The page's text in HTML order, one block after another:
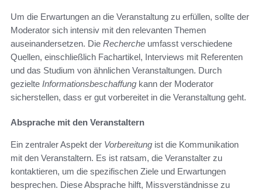
Um die Erwartungen an die Veranstaltung zu erfüllen, sollte der
Moderator sich intensiv mit den relevanten Themen
auseinandersetzen. Die Recherche umfasst verschiedene
Quellen, einschließlich Fachartikel, Interviews mit Referenten
und das Studium von ähnlichen Veranstaltungen. Durch
gezielte Informationsbeschaffung kann der Moderator
sicherstellen, dass er gut vorbereitet in die Veranstaltung geht.
Absprache mit den Veranstaltern
Ein zentraler Aspekt der Vorbereitung ist die Kommunikation
mit den Veranstaltern. Es ist ratsam, die Veranstalter zu
kontaktieren, um die spezifischen Ziele und Erwartungen
besprechen. Diese Absprache hilft, Missverständnisse zu